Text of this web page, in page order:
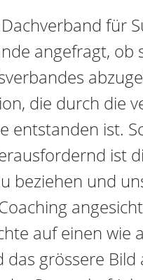
für
angefragt, ob
die durch die
entstanden ist.
ist
beziehen und
auf einen
das grössere